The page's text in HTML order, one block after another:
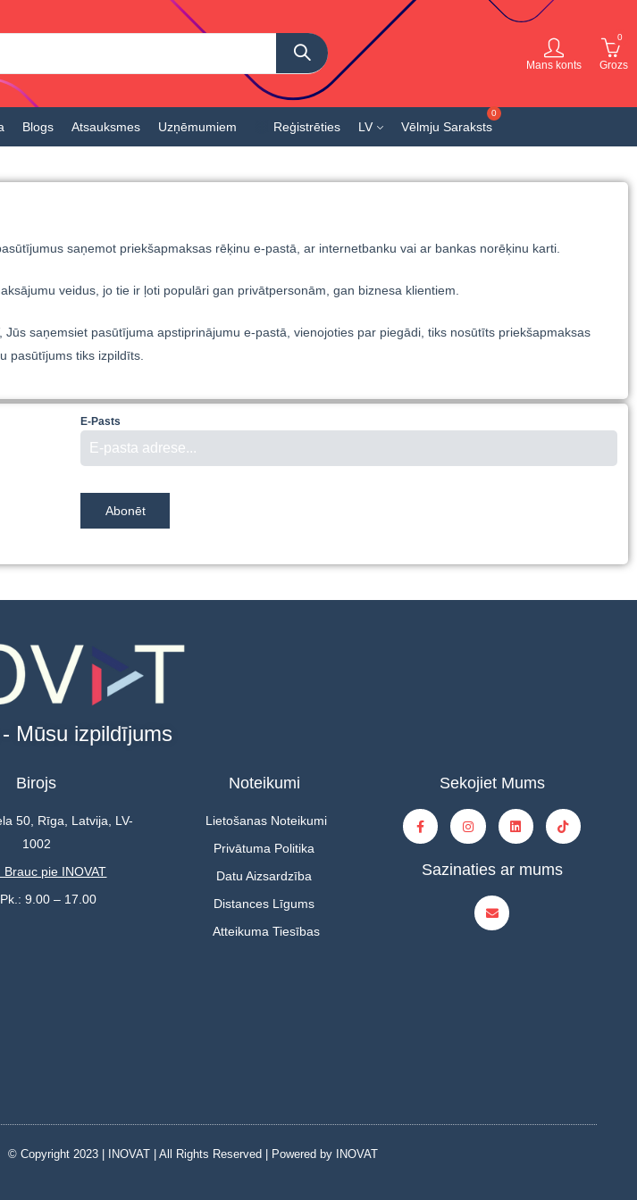
Mans konts
0
Grozs
Blogs Atsauksmes Uzņēmumiem Reģistrēties LV Vēlmju Saraksts
saņemot priekšapmaksas rēķinu e-pastā, ar internetbanku vai ar bankas norēķinu karti.
veidus, jo tie ir ļoti populāri gan privātpersonām, gan biznesa klientiem.
Jūs saņemsiet pasūtījuma apstiprinājumu e-pastā, vienojoties par piegādi, tiks nosūtīts priekšapmaksas
pasūtījums tiks izpildīts.
E-Pasts
Abonēt
Mūsu izpildījums
Birojs
50, Rīga, Latvija, LV-
1002
Brauc pie INOVAT
9.00 – 17.00
Noteikumi
Lietošanas Noteikumi
Privātuma Politika
Datu Aizsardzība
Distances Līgums
Atteikuma Tiesības
Sekojiet Mums
Sazinaties ar mums
© Copyright 2023 | INOVAT | All Rights Reserved | Powered by INOVAT